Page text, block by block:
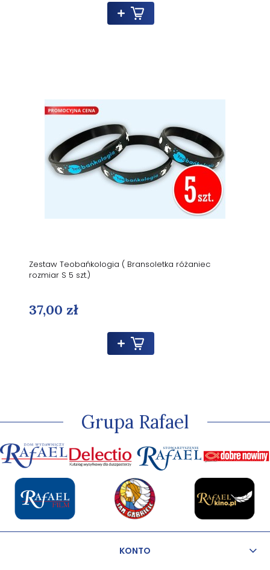
Zestaw Teobańkologia ( Bransoletka różaniec
rozmiar S 5 szt.)
37,00 zł
Grupa Rafael
KONTO